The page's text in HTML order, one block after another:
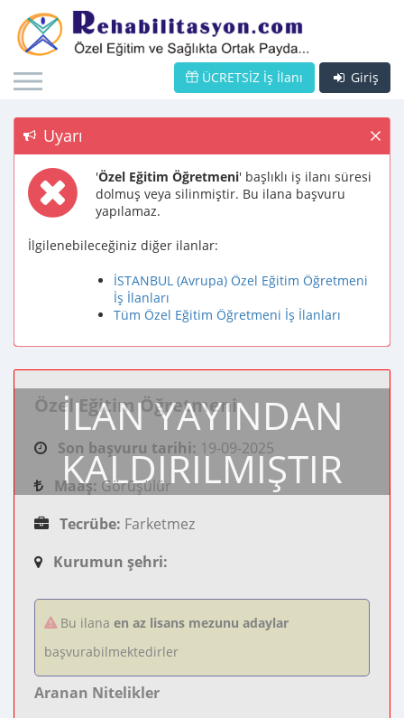
Giriş
ÜCRETSİZ İş İlanı
Uyarı
'Özel Eğitim Öğretmeni' başlıklı iş ilanı süresi
dolmuş veya silinmiştir. Bu ilana başvuru
yapılamaz.
İlgilenebileceğiniz diğer ilanlar:
İSTANBUL (Avrupa) Özel Eğitim Öğretmeni
İş İlanları
Tüm Özel Eğitim Öğretmeni İş İlanları
İLAN YAYINDAN
KALDIRILMIŞTIR
Özel Eğitim Öğretmeni
Son başvuru tarihi: 19-09-2025
Maaş: Görüşülür
Tecrübe: Farketmez
Kurumun şehri:
Bu ilana en az lisans mezunu adaylar
başvurabilmektedirler
Aranan Nitelikler